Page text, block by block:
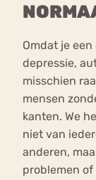
Omdat je
depressie,
misschien
mensen
kanten. We
niet van
anderen,
problemen